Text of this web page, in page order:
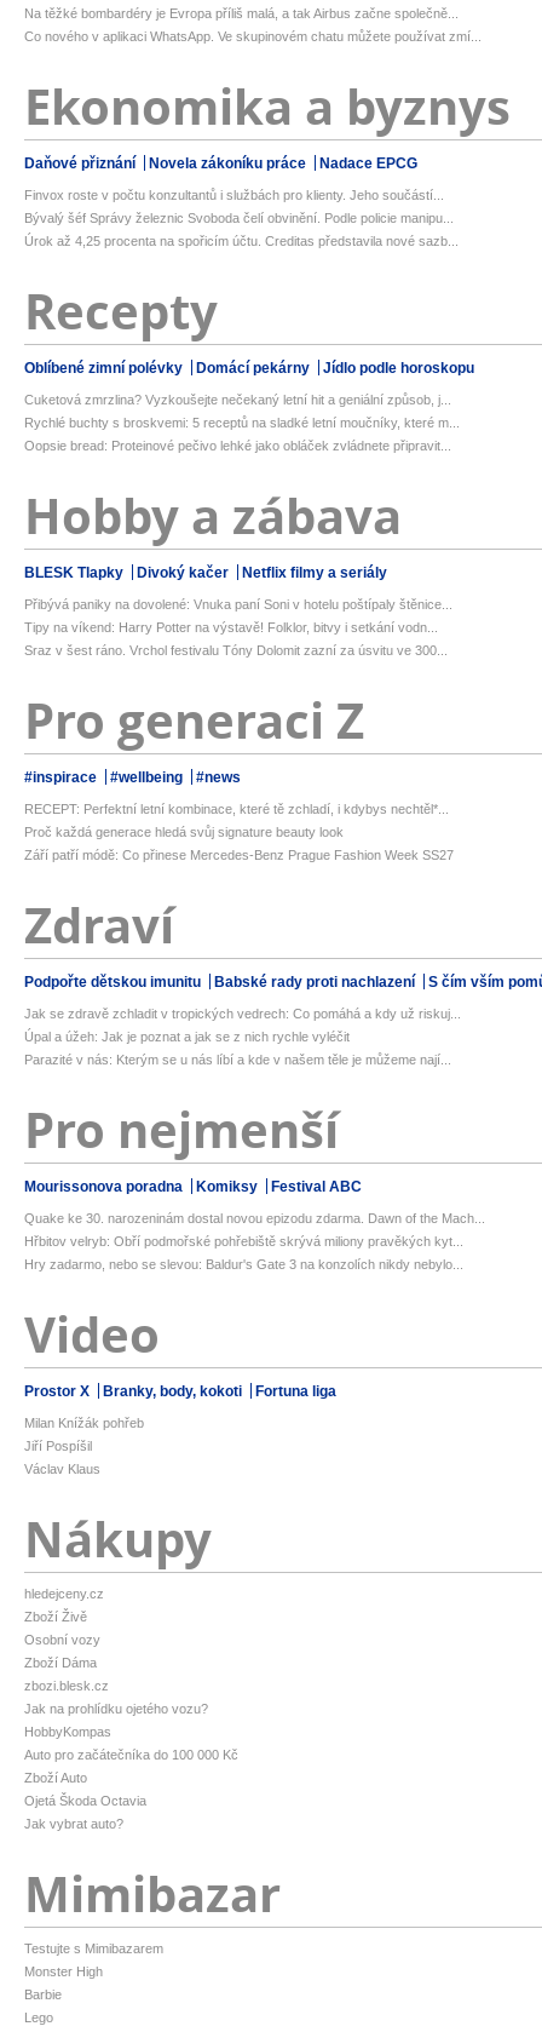
Na těžké bombardéry je Evropa příliš malá, a tak Airbus začne společně...
Co nového v aplikaci WhatsApp. Ve skupinovém chatu můžete používat zmí...
Ekonomika a byznys
Daňové přiznání Novela zákoníku práce Nadace EPCG
Finvox roste v počtu konzultantů i službách pro klienty. Jeho součástí...
Bývalý šéf Správy železnic Svoboda čelí obvinění. Podle policie manipu...
Úrok až 4,25 procenta na spořicím účtu. Creditas představila nové sazb...
Recepty
Oblíbené zimní polévky Domácí pekárny Jídlo podle horoskopu
Cuketová zmrzlina? Vyzkoušejte nečekaný letní hit a geniální způsob, j...
Rychlé buchty s broskvemi: 5 receptů na sladké letní moučníky, které m...
Oopsie bread: Proteinové pečivo lehké jako obláček zvládnete připravit...
Hobby a zábava
BLESK Tlapky Divoký kačer Netflix filmy a seriály
Přibývá paniky na dovolené: Vnuka paní Soni v hotelu poštípaly štěnice...
Tipy na víkend: Harry Potter na výstavě! Folklor, bitvy i setkání vodn...
Sraz v šest ráno. Vrchol festivalu Tóny Dolomit zazní za úsvitu ve 300...
Pro generaci Z
#inspirace #wellbeing #news
RECEPT: Perfektní letní kombinace, které tě zchladí, i kdybys nechtěl*...
Proč každá generace hledá svůj signature beauty look
Září patří módě: Co přinese Mercedes-Benz Prague Fashion Week SS27
Zdraví
Podpořte dětskou imunitu Babské rady proti nachlazení S čím vším
Jak se zdravě zchladit v tropických vedrech: Co pomáhá a kdy už riskuj...
Úpal a úžeh: Jak je poznat a jak se z nich rychle vyléčit
Parazité v nás: Kterým se u nás líbí a kde v našem těle je můžeme nají...
Pro nejmenší
Mourissonova poradna Komiksy Festival ABC
Quake ke 30. narozeninám dostal novou epizodu zdarma. Dawn of the Mach...
Hřbitov velryb: Obří podmořské pohřebiště skrývá miliony pravěkých kyt...
Hry zadarmo, nebo se slevou: Baldur's Gate 3 na konzolích nikdy nebylo...
Video
Prostor X Branky, body, kokoti Fortuna liga
Milan Knížák pohřeb
Jiří Pospíšil
Václav Klaus
Nákupy
hledejceny.cz
Zboží Živě
Osobní vozy
Zboží Dáma
zbozi.blesk.cz
Jak na prohlídku ojetého vozu?
HobbyKompas
Auto pro začátečníka do 100 000 Kč
Zboží Auto
Ojetá Škoda Octavia
Jak vybrat auto?
Mimibazar
Testujte s Mimibazarem
Monster High
Barbie
Lego